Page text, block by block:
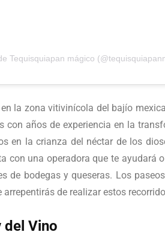
Tequisquiapan mágico
la zona vitivinícola del bajío
con años de experiencia en la
en la crianza del néctar de los
con una operadora que te
de bodegas y queseras. Los
de realizar estos
del Vino